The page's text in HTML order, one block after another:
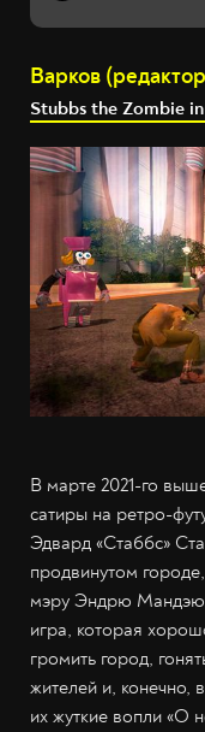
Варков
Stubbs the Zombie
В марте 2021-го
сатиры на ретро-
Эдвард «Стаббс»
продвинутом
мэру Эндрю
игра, которая
громить город,
жителей и, конечно,
их жуткие вопли «О